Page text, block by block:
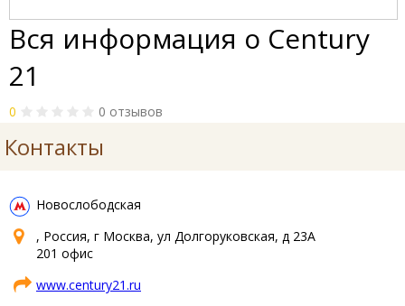
Вся информация о Century
21
0 0 отзывов
Контакты
Новослободская
, Россия, г Москва, ул Долгоруковская, д 23А
201 офис
www.century21.ru